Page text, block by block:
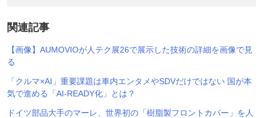
関連記事
【画像】AUMOVIOが人テク展26で展示した技術の詳細を画像で見
る
「クルマ×AI」重要課題は車内エンタメやSDVだけではない 国が本
気で進める「AI-READY化」とは？
ドイツ部品大手のマーレ、世界初の「樹脂製フロントカバー」を人